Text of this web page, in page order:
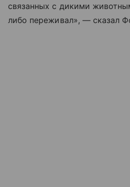
связанных с дикими
либо переживал», — сказал